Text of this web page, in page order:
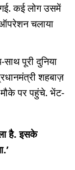
कई लोग उसमें
चलाया
पूरी दुनिया
शहबाज़
पर पहुंचे. भेंट-
है. इसके